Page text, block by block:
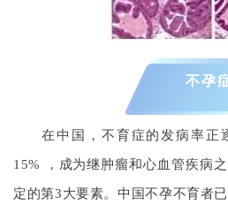
不孕
在中国，不育症的发病率正
15% ，成为继肿瘤和心血管疾病
定的第3大要素。中国不孕不育者